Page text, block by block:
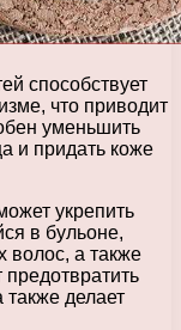
способствует
что приводит
уменьшить
и придать коже
укрепить
в бульоне,
волос, а также
также делает